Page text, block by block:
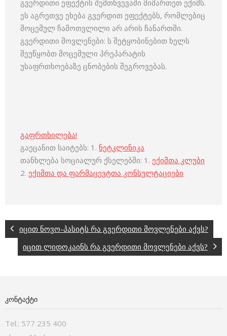
გვერდითი ეფექტის შემთხვევაში მიმართეთ ექიმს.
ეს აგრეთვე ეხება გვერდით ეფექტებს, რომლებიც
მოცემულ ჩამოთვლილი არ არის ჩანართში.
გვერდითი მოვლენები: ს შეტყობინებით ხელს
შეუწყობთ მოცემული პრეპარატის
უსაფრთხოებაზე ცნობების შეგროვებას.
გაფრთხილება!
გაეცანით საიტებს: 1. ნეტკლინიკა
თანხლება სოციალურ ქსელებში: 1. ექიმთა კლუბი
2. ექიმთა და ფარმაცევტთა კონსულტაციები
იცით ნოვო-პასიტს რა გვერდითი მოვლენები აქვს?
იცით ლიდოკაინს რა გვერდითი მოვლენები აქვს?
ᲙᲝᲜᲢᲐᲥᲢᲘ
Tel.: 577 235 400